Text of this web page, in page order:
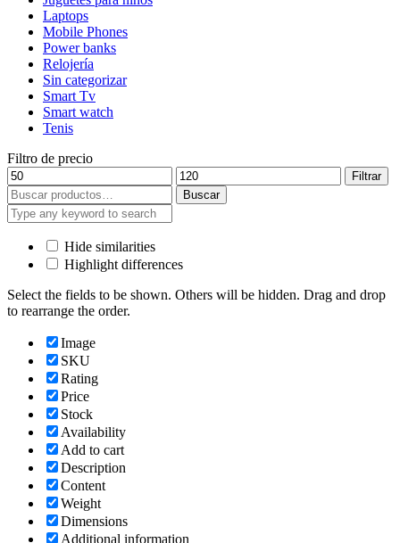
Laptops
Mobile Phones
Power banks
Relojería
Sin categorizar
Smart Tv
Smart watch
Tenis
Filtro de precio
Precio
mínimo
Precio
máximo
Filtrar
Buscar
por:
Buscar
Hide similarities
Highlight differences
Select the fields to be shown. Others will be hidden. Drag and drop
to rearrange the order.
Image
SKU
Rating
Price
Stock
Availability
Add to cart
Description
Content
Weight
Dimensions
Additional information